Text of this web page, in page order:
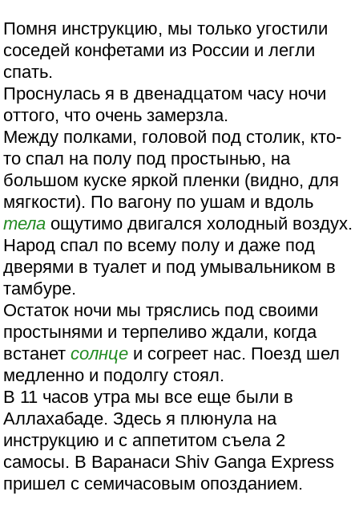
Помня инструкцию, мы только угостили
соседей конфетами из России и легли
спать.
Проснулась я в двенадцатом часу ночи
оттого, что очень замерзла.
Между полками, головой под столик, кто-
то спал на полу под простынью, на
большом куске яркой пленки (видно, для
мягкости). По вагону по ушам и вдоль
тела ощутимо двигался холодный воздух.
Народ спал по всему полу и даже под
дверями в туалет и под умывальником в
тамбуре.
Остаток ночи мы тряслись под своими
простынями и терпеливо ждали, когда
встанетсолнце и согреет нас. Поезд шел
медленно и подолгу стоял.
В 11 часов утра мы все еще были в
Аллахабаде. Здесь я плюнула на
инструкцию и с аппетитом съела 2
самосы. В Варанаси Shiv Ganga Express
пришел с семичасовым опозданием.